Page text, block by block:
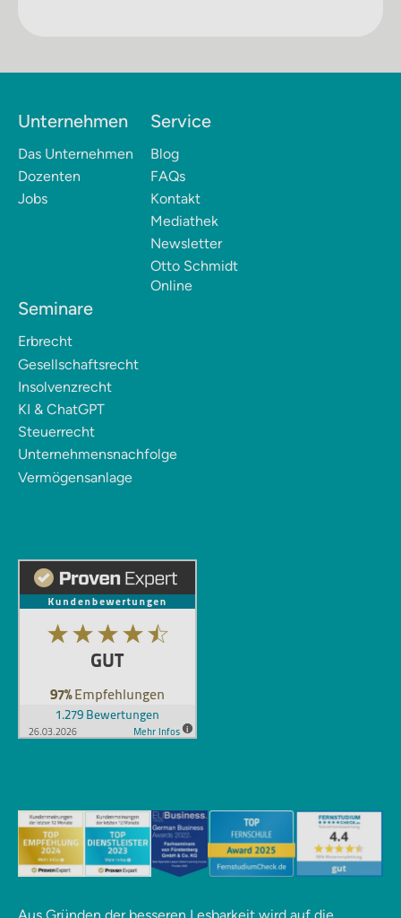
Unternehmen
Das Unternehmen
Dozenten
Jobs
Service
Blog
FAQs
Kontakt
Mediathek
Newsletter
Otto Schmidt
Online
Seminare
Erbrecht
Gesellschaftsrecht
Insolvenzrecht
KI & ChatGPT
Steuerrecht
Unternehmensnachfolge
Vermögensanlage